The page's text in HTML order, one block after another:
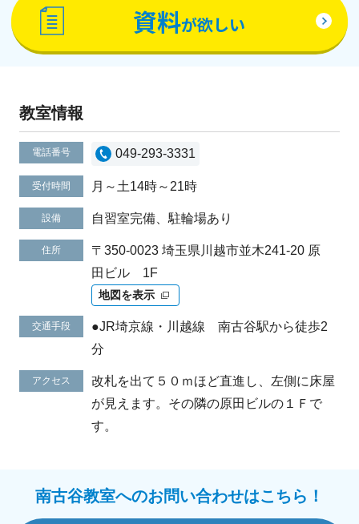
資料が欲しい
教室情報
電話番号 049-293-3331
受付時間 月～土14時～21時
設備 自習室完備、駐輪場あり
住所
〒350-0023 埼玉県川越市並木241-20 原
田ビル 1F
地図を表示
交通手段
●JR埼京線・川越線 南古谷駅から徒歩2
分
アクセス
改札を出て５０ｍほど直進し、左側に床屋
が見えます。その隣の原田ビルの１Ｆで
す。
南古谷教室へのお問い合わせはこちら！